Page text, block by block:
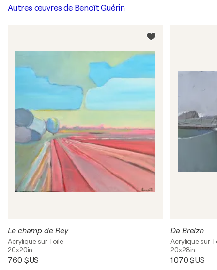
Autres œuvres de Benoît Guérin
Le champ de Rey
Acrylique sur Toile
20x20in
760 $US
Da Breizh
Acrylique sur
20x28in
1 070 $US